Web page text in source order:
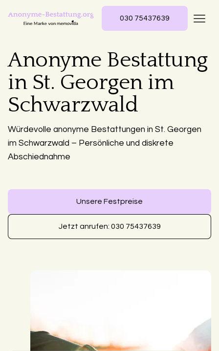
030 75437639
Anonyme Bestattung
in St. Georgen im
Schwarzwald
Würdevolle anonyme Bestattungen in St. Georgen
im Schwarzwald – Persönliche und diskrete
Abschiednahme
Unsere Festpreise
Jetzt anrufen: 030 75437639